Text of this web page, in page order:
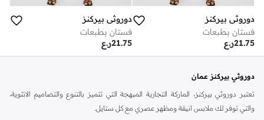
دوروثي بيركنز
فستان بطبعات
ر.ع21.75
دوروثي بيركنز
فستان بطبعات
ر.ع21.75
دوروثي بيركنز عمان
تعتبر دوروثي بيركنز، الماركة التجارية المبهجة التي تتميز بالتنوع والتصاميم الانثوية،
والتي توفر لك ملابس انيقة ومظهر عصري مع كل ستايل.